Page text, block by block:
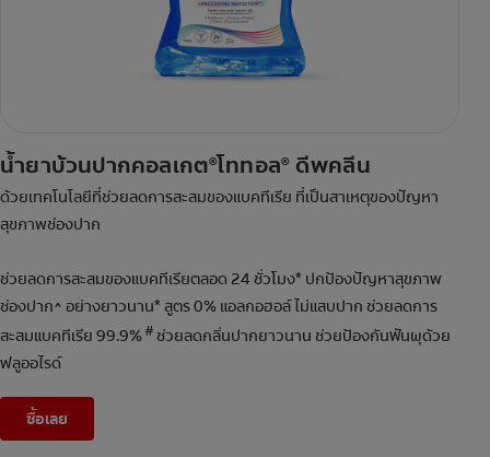
น้ำยาบ้วนปากคอลเกต®โททอล® ดีพคลีน
ด้วยเทคโนโลยีที่ช่วยลดการสะสมของแบคทีเรีย ที่เป็นสาเหตุของปัญหา
สุขภาพช่องปาก
ช่วยลดการสะสมของแบคทีเรียตลอด 24 ชั่วโมง* ปกป้องปัญหาสุขภาพ
ช่องปาก^ อย่างยาวนาน* สูตร 0% แอลกอฮอล์ ไม่แสบปาก ช่วยลดการ
สะสมแบคทีเรีย 99.9%# ช่วยลดกลิ่นปากยาวนาน ช่วยป้องกันฟันผุด้วย
ฟลูออไรด์
ซื้อเลย